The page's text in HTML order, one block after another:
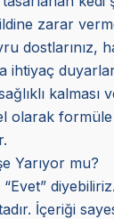
zarar
dostlarınız,
ihtiyaç
kalması
olarak
Yarıyor mu?
İçeriği